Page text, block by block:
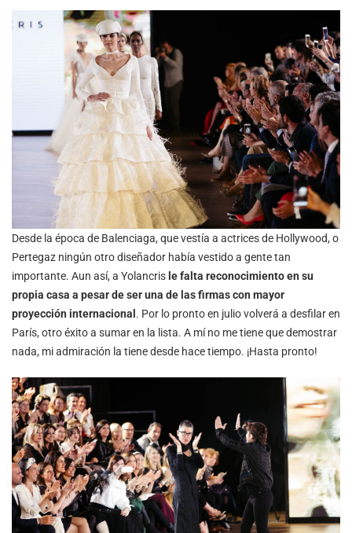
Desde la época de Balenciaga, que vestía a actrices de Hollywood, o
Pertegaz ningún otro diseñador había vestido a gente tan
importante. Aun así, a Yolancris le falta reconocimiento en su
propia casa a pesar de ser una de las firmas con mayor
proyección internacional . Por lo pronto en julio volverá a desfilar en
París, otro éxito a sumar en la lista. A mí no me tiene que demostrar
nada, mi admiración la tiene desde hace tiempo. ¡Hasta pronto!